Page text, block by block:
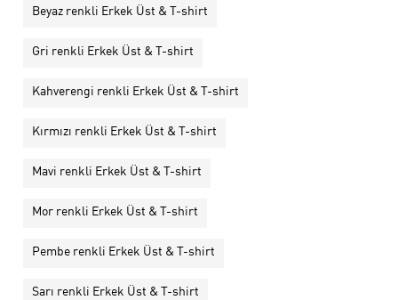
Beyaz renkli Erkek Üst & T-shirt
Gri renkli Erkek Üst & T-shirt
Kahverengi renkli Erkek Üst & T-shirt
Kırmızı renkli Erkek Üst & T-shirt
Mavi renkli Erkek Üst & T-shirt
Mor renkli Erkek Üst & T-shirt
Pembe renkli Erkek Üst & T-shirt
Sarı renkli Erkek Üst & T-shirt